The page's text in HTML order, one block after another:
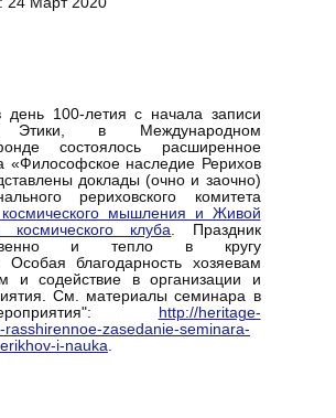
100-летия с начала записи
в Международном
состоялось расширенное
«Философское наследие Рерихов
доклады (очно и заочно)
рериховского комитета
мышления и Живой
космического клуба . Праздник
и тепло в кругу
благодарность хозяевам
и содействие в организации и
См. материалы семинара в
http://heritage-
zasedanie-seminara-
i-nauka